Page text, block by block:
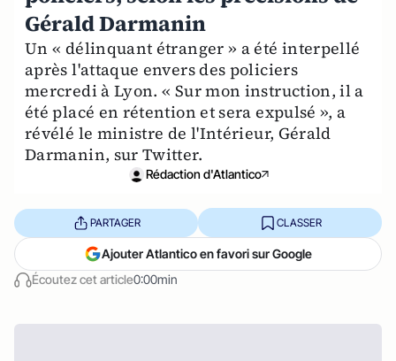
Gérald Darmanin
Un « délinquant étranger » a été interpellé
après l'attaque envers des policiers
mercredi à Lyon. « Sur mon instruction, il a
été placé en rétention et sera expulsé », a
révélé le ministre de l'Intérieur, Gérald
Darmanin, sur Twitter.
Rédaction d'Atlantico
Écoutez cet article0:00min
PARTAGER CLASSER
Ajouter Atlantico en favori sur Google